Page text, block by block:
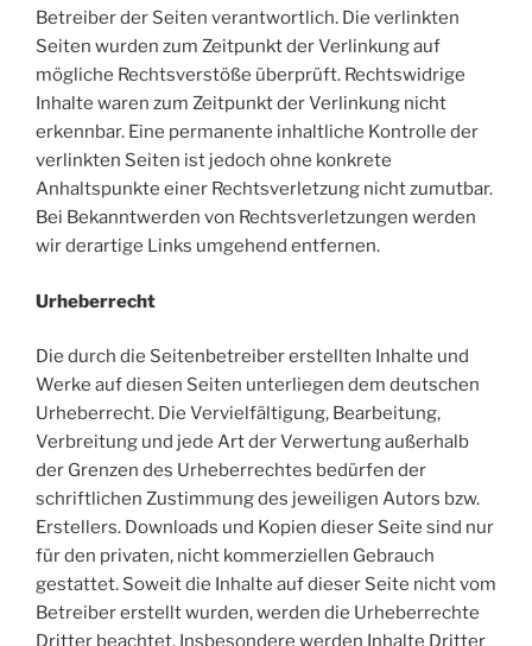
Betreiber der Seiten verantwortlich. Die verlinkten
Seiten wurden zum Zeitpunkt der Verlinkung auf
mögliche Rechtsverstöße überprüft. Rechtswidrige
Inhalte waren zum Zeitpunkt der Verlinkung nicht
erkennbar. Eine permanente inhaltliche Kontrolle der
verlinkten Seiten ist jedoch ohne konkrete
Anhaltspunkte einer Rechtsverletzung nicht zumutbar.
Bei Bekanntwerden von Rechtsverletzungen werden
wir derartige Links umgehend entfernen.
Urheberrecht
Die durch die Seitenbetreiber erstellten Inhalte und
Werke auf diesen Seiten unterliegen dem deutschen
Urheberrecht. Die Vervielfältigung, Bearbeitung,
Verbreitung und jede Art der Verwertung außerhalb
der Grenzen des Urheberrechtes bedürfen der
schriftlichen Zustimmung des jeweiligen Autors bzw.
Erstellers. Downloads und Kopien dieser Seite sind nur
für den privaten, nicht kommerziellen Gebrauch
gestattet. Soweit die Inhalte auf dieser Seite nicht vom
Betreiber erstellt wurden, werden die Urheberrechte
Dritter beachtet. Insbesondere werden Inhalte Dritter